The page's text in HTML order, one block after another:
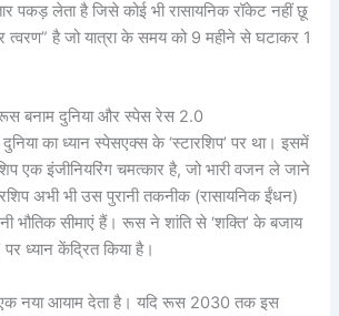
पकड़ लेता है जिसे कोई भी रासायनिक रॉकेट नहीं छू
त्वरण” है जो यात्रा के समय को 9 महीने से घटाकर 1
बनाम दुनिया और स्पेस रेस 2.0
का ध्यान स्पेसएक्स के ‘स्टारशिप’ पर था। इसमें
एक इंजीनियरिंग चमत्कार है, जो भारी वजन ले जाने
अभी भी उस पुरानी तकनीक (रासायनिक ईंधन)
भौतिक सीमाएं हैं। रूस ने शांति से ‘शक्ति’ के बजाय
ध्यान केंद्रित किया है।
नया आयाम देता है। यदि रूस 2030 तक इस